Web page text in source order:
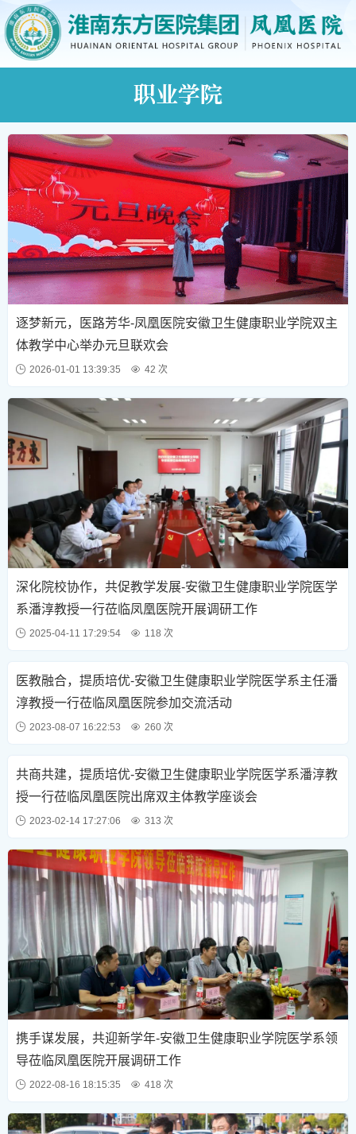
职业学院
逐梦新元，医路芳华-凤凰医院安徽卫生健康职业学院双主
体教学中心举办元旦联欢会
2026-01-01 13:39:35 42 次
深化院校协作，共促教学发展-安徽卫生健康职业学院医学
系潘淳教授一行莅临凤凰医院开展调研工作
2025-04-11 17:29:54 118 次
医教融合，提质培优-安徽卫生健康职业学院医学系主任潘
淳教授一行莅临凤凰医院参加交流活动
2023-08-07 16:22:53 260 次
共商共建，提质培优-安徽卫生健康职业学院医学系潘淳教
授一行莅临凤凰医院出席双主体教学座谈会
2023-02-14 17:27:06 313 次
携手谋发展，共迎新学年-安徽卫生健康职业学院医学系领
导莅临凤凰医院开展调研工作
2022-08-16 18:15:35 418 次